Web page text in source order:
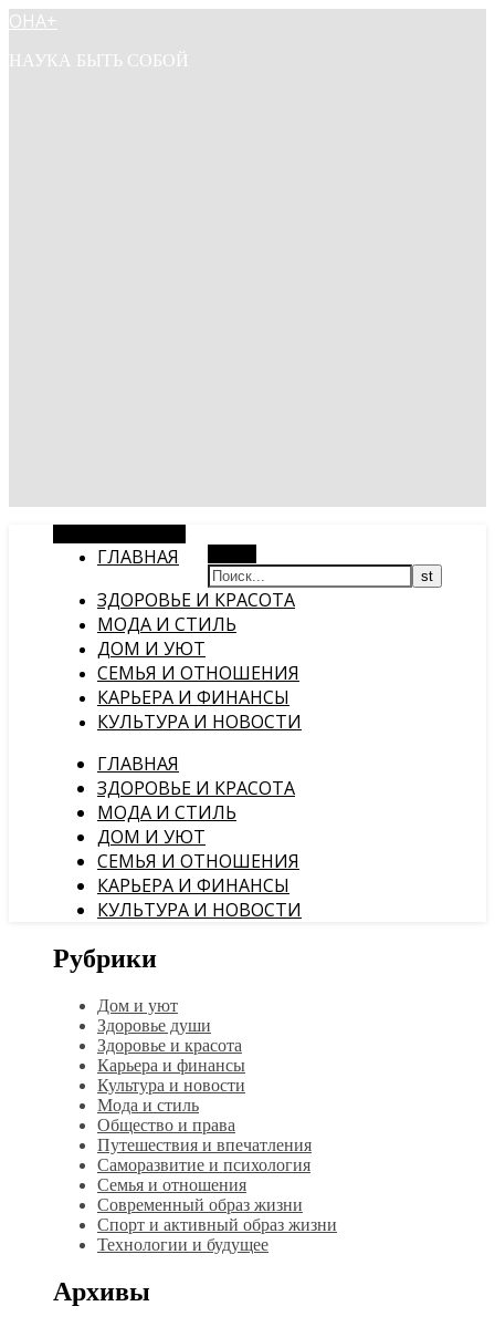
ОНА+
НАУКА БЫТЬ СОБОЙ
ГЛАВНАЯ
ЗДОРОВЬЕ И КРАСОТА
МОДА И СТИЛЬ
ДОМ И УЮТ
СЕМЬЯ И ОТНОШЕНИЯ
КАРЬЕРА И ФИНАНСЫ
КУЛЬТУРА И НОВОСТИ
ГЛАВНАЯ
ЗДОРОВЬЕ И КРАСОТА
МОДА И СТИЛЬ
ДОМ И УЮТ
СЕМЬЯ И ОТНОШЕНИЯ
КАРЬЕРА И ФИНАНСЫ
КУЛЬТУРА И НОВОСТИ
Рубрики
Дом и уют
Здоровье души
Здоровье и красота
Карьера и финансы
Культура и новости
Мода и стиль
Общество и права
Путешествия и впечатления
Саморазвитие и психология
Семья и отношения
Современный образ жизни
Спорт и активный образ жизни
Технологии и будущее
Архивы